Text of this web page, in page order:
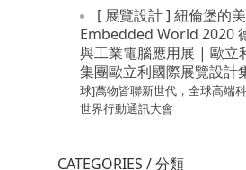
[ 展覽設計 ] 紐倫堡的
Embedded World 2020
與工業電腦應用展 | 歐立
集團歐立利國際展覽設計
球]萬物皆聯新世代，全球高端
世界行動通訊大會
CATEGORIES / 分類